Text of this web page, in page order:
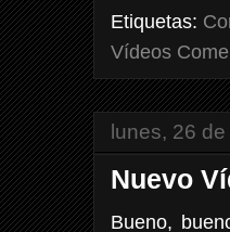
Etiquetas:
Vídeos
lunes, 26
Nuevo
Bueno,